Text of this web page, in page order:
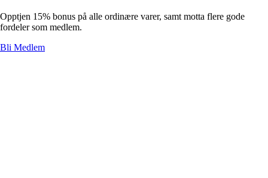
Opptjen 15% bonus på alle ordinære varer, samt motta flere gode
fordeler som medlem.
Bli Medlem